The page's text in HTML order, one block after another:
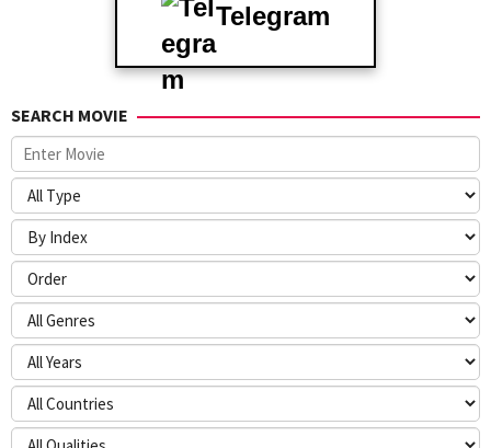
Telegram
SEARCH MOVIE